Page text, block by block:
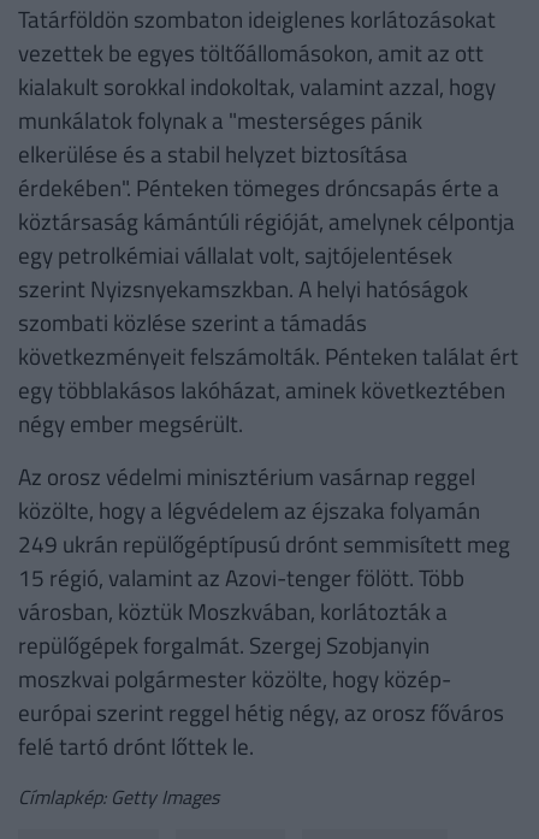
Tatárföldön szombaton ideiglenes korlátozásokat
vezettek be egyes töltőállomásokon, amit az ott
kialakult sorokkal indokoltak, valamint azzal, hogy
munkálatok folynak a "mesterséges pánik
elkerülése és a stabil helyzet biztosítása
érdekében". Pénteken tömeges dróncsapás érte a
köztársaság kámántúli régióját, amelynek célpontja
egy petrolkémiai vállalat volt, sajtójelentések
szerint Nyizsnyekamszkban. A helyi hatóságok
szombati közlése szerint a támadás
következményeit felszámolták. Pénteken találat ért
egy többlakásos lakóházat, aminek következtében
négy ember megsérült.
Az orosz védelmi minisztérium vasárnap reggel
közölte, hogy a légvédelem az éjszaka folyamán
249 ukrán repülőgéptípusú drónt semmisített meg
15 régió, valamint az Azovi-tenger fölött. Több
városban, köztük Moszkvában, korlátozták a
repülőgépek forgalmát. Szergej Szobjanyin
moszkvai polgármester közölte, hogy közép-
európai szerint reggel hétig négy, az orosz főváros
felé tartó drónt lőttek le.
Címlapkép: Getty Images